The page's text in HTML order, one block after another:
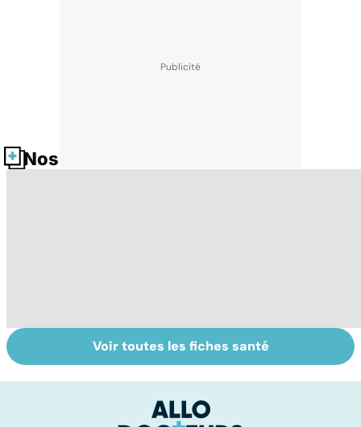
Nos fiches santé
Cannabis : une
vraie
Tout savoir sur
les infections
Voir toutes les fiches santé